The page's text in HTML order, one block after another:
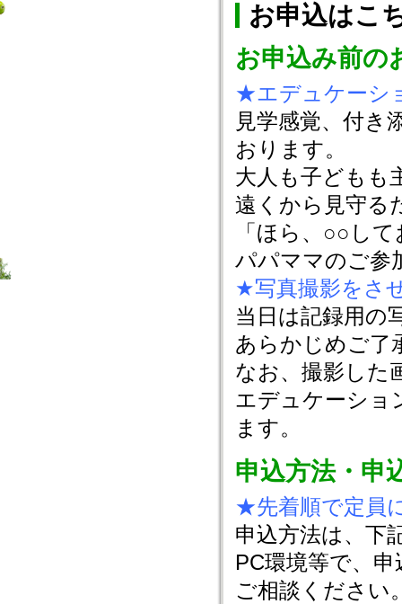
お申込はこ
お申込み前の
★エデュケーシ
見学感覚、付き
おります。
大人も子どもも
遠くから見守る
「ほら、○○し
パパママのご参
★写真撮影をさ
当日は記録用の
あらかじめご了
なお、撮影した
エデュケーショ
ます。
申込方法・申
★先着順で定員
申込方法は、下
PC環境等で、
ご相談ください